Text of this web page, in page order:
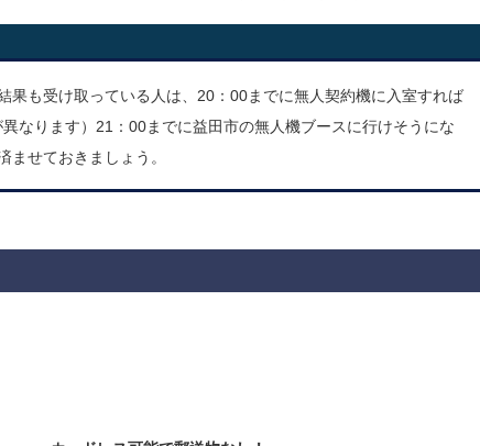
果も受け取っている人は、20：00までに無人契約機に入室すれば
なります）21：00までに益田市の無人機ブースに行けそうにな
ませておきましょう。